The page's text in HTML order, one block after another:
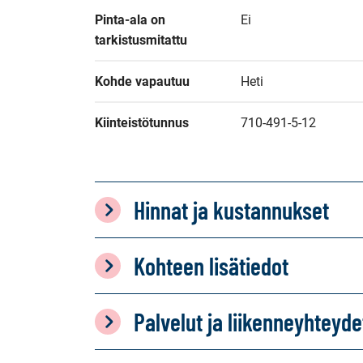
Pinta-ala on
tarkistusmitattu
Ei
Kohde vapautuu Heti
Kiinteistötunnus 710-491-5-12
Hinnat ja kustannukset
Kohteen lisätiedot
Palvelut ja